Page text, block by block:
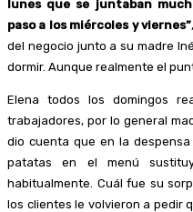
lunes que se juntaban
paso a los miércoles y viernes”
del negocio junto a su madre
dormir. Aunque realmente el
Elena todos los domingos
trabajadores, por lo general
dio cuenta que en la
patatas en el menú
habitualmente. Cuál fue su
los clientes le volvieron a pedir